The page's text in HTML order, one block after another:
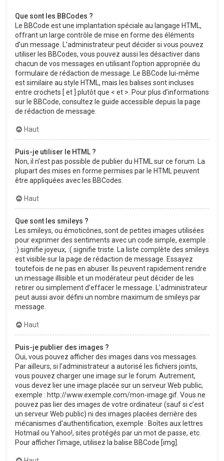
Que sont les BBCodes ?
Le BBCode est une implantation spéciale au langage HTML,
offrant un large contrôle de mise en forme des éléments
d’un message. L’administrateur peut décider si vous pouvez
utiliser les BBCodes, vous pouvez aussi les désactiver dans
chacun de vos messages en utilisant l’option appropriée du
formulaire de rédaction de message. Le BBCode lui-même
est similaire au style HTML, mais les balises sont incluses
entre crochets [ et ] plutôt que < et >. Pour plus d’informations
sur le BBCode, consultez le guide accessible depuis la page
de rédaction de message.
Haut
Puis-je utiliser le HTML ?
Non, il n’est pas possible de publier du HTML sur ce forum. La
plupart des mises en forme permises par le HTML peuvent
être appliquées avec les BBCodes.
Haut
Que sont les smileys ?
Les smileys, ou émoticônes, sont de petites images utilisées
pour exprimer des sentiments avec un code simple, exemple :
:) signifie joyeux, :( signifie triste. La liste complète des smileys
est visible sur la page de rédaction de message. Essayez
toutefois de ne pas en abuser. Ils peuvent rapidement rendre
un message illisible et un modérateur peut décider de les
retirer ou simplement d’effacer le message. L’administrateur
peut aussi avoir défini un nombre maximum de smileys par
message.
Haut
Puis-je publier des images ?
Oui, vous pouvez afficher des images dans vos messages.
Par ailleurs, si l’administrateur a autorisé les fichiers joints,
vous pouvez charger une image sur le forum. Autrement,
vous devez lier une image placée sur un serveur Web public,
exemple : http://www.exemple.com/mon-image.gif. Vous ne
pouvez pas lier des images de votre ordinateur (sauf si c’est
un serveur Web public) ni des images placées derrière des
mécanismes d’authentification, exemple : Boîtes aux lettres
Hotmail ou Yahoo!, sites protégés par un mot de passe, etc.
Pour afficher l’image, utilisez la balise BBCode [img].